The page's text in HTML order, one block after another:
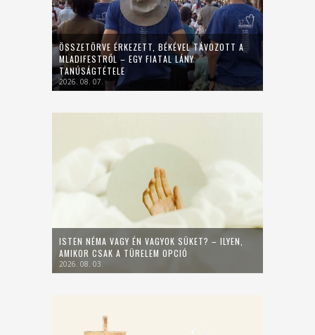
ÖSSZETÖRVE ÉRKEZETT, BÉKÉVEL TÁVOZOTT A
MLADIFESTRŐL – EGY FIATAL LÁNY
TANÚSÁGTÉTELE
2026. 08. 07.
ISTEN NÉMA VAGY ÉN VAGYOK SÜKET? – ILYEN,
AMIKOR CSAK A TÜRELEM OPCIÓ
2026. 08. 03.